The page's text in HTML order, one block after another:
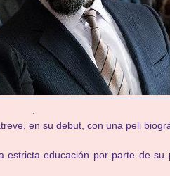
en su debut, con una peli
estricta educación por parte de su